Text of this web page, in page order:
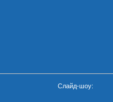
Слайд-шоу: